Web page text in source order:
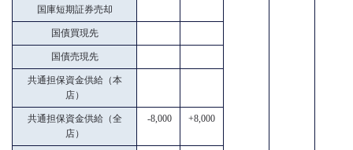
国庫短期証券売却
国債買現先
国債売現先
共通担保資金供給（本
店）
共通担保資金供給（全
店）
-8,000 +8,000